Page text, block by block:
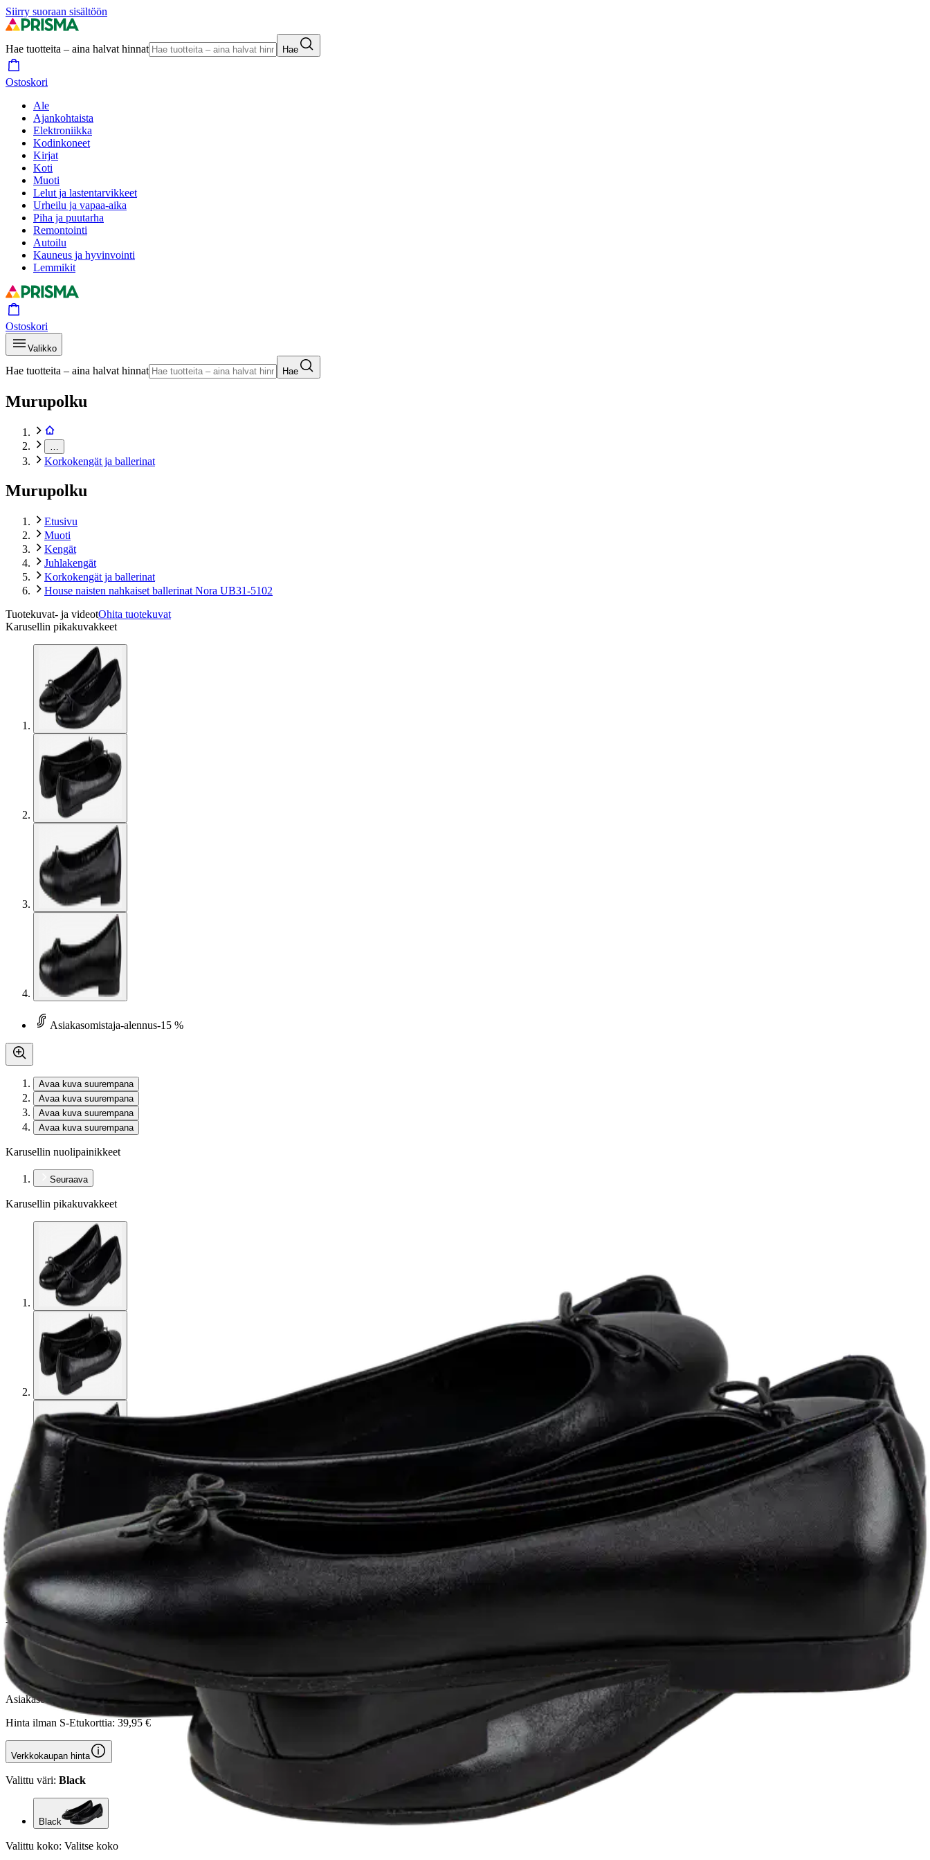
Siirry suoraan sisältöön
Hae tuotteita – aina halvat hinnat Hae
Ostoskori
Ale
Ajankohtaista
Elektroniikka
Kodinkoneet
Kirjat
Koti
Muoti
Lelut ja lastentarvikkeet
Urheilu ja vapaa-aika
Piha ja puutarha
Remontointi
Autoilu
Kauneus ja hyvinvointi
Lemmikit
Ostoskori
Valikko
Hae tuotteita – aina halvat hinnat Hae
Murupolku
Korkokengät ja ballerinat
Murupolku
Etusivu
Muoti
Kengät
Juhlakengät
Korkokengät ja ballerinat
House naisten nahkaiset ballerinat Nora UB31-5102
Tuotekuvat- ja videotOhita tuotekuvat
Karusellin pikakuvakkeet
Asiakasomistaja-alennus-15 %
Avaa kuva suurempana
Avaa kuva suurempana
Avaa kuva suurempana
Avaa kuva suurempana
Karusellin nuolipainikkeet
Seuraava
Karusellin pikakuvakkeet
House
House naisten nahkaiset ballerinat Nora UB31-5102
33,96 €
Asiakasomistajahinta
Hinta ilman S-Etukorttia: 39,95 €
Verkkokaupan hinta
Valittu väri: Black
Black
Valittu koko: Valitse koko